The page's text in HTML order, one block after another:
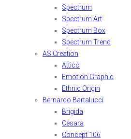
Spectrum
Spectrum Art
Spectrum Box
Spectrum Trend
AS Creation
Attico
Emotion Graphic
Ethnic Origin
Bernardo Bartalucci
Brigida
Cesara
Concept 106